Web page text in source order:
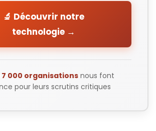
🔬 Découvrir notre
technologie →
7 000 organisationsnous font
pour leurs scrutins critiques